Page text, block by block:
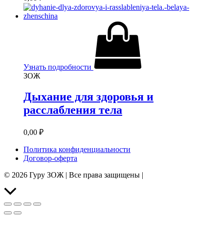
Узнать подробности
ЗОЖ
Дыхание для здоровья и
расслабления тела
0,00 ₽
Политика конфиденциальности
Договор-оферта
© 2026 Гуру ЗОЖ | Все права защищены |